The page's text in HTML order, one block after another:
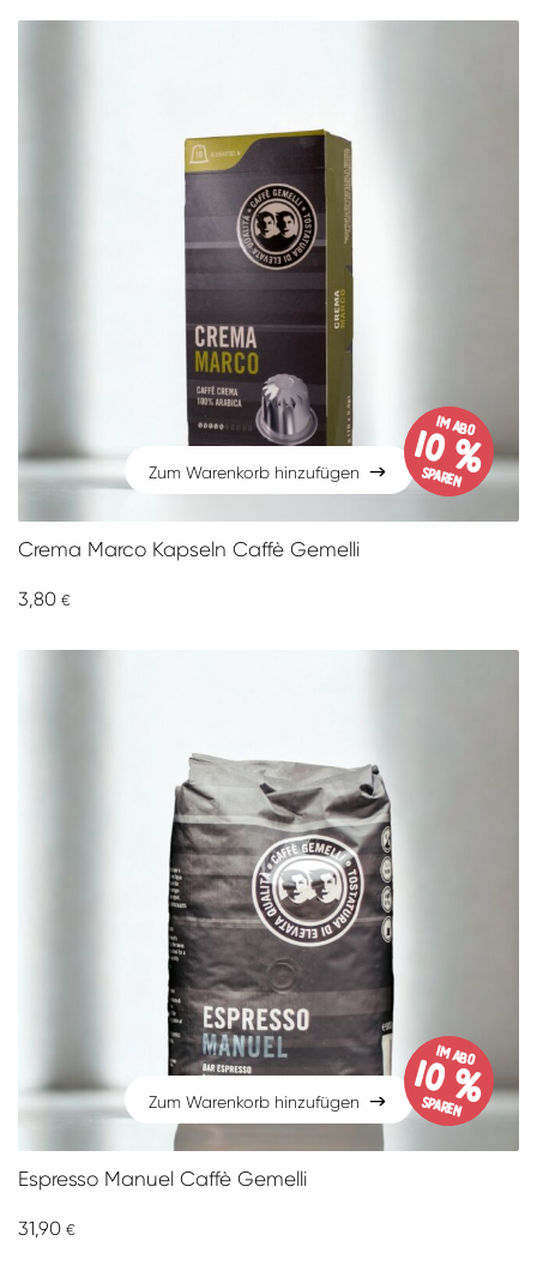
Zum Warenkorb hinzufügen
Zum Warenkorb hinzufügen
im Abo
10 %
sparen
Crema Marco Kapseln Caffè Gemelli
3,80 €
Zum Warenkorb hinzufügen
Zum Warenkorb hinzufügen
im Abo
10 %
sparen
Espresso Manuel Caffè Gemelli
31,90 €